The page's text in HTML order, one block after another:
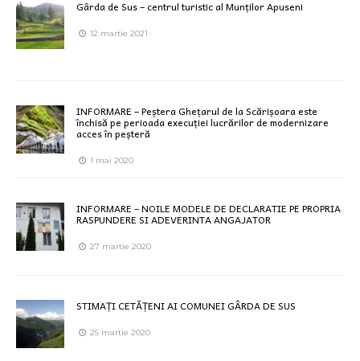
Gârda de Sus – centrul turistic al Munților Apuseni
12 martie 2021
INFORMARE – Peștera Ghețarul de la Scărișoara este
închisă pe perioada execuției lucrărilor de modernizare
acces în peșteră
1 mai 2020
INFORMARE – NOILE MODELE DE DECLARATIE PE PROPRIA
RASPUNDERE SI ADEVERINTA ANGAJATOR
27 martie 2020
STIMAȚI CETĂȚENI AI COMUNEI GÂRDA DE SUS
25 martie 2020